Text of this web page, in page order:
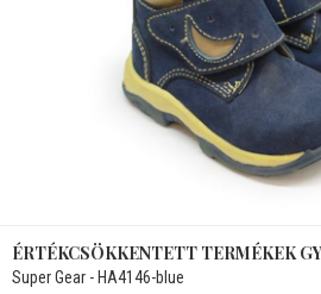
ÉRTÉKCSÖKKENTETT TERMÉKEK
Super Gear - HA4146-blue